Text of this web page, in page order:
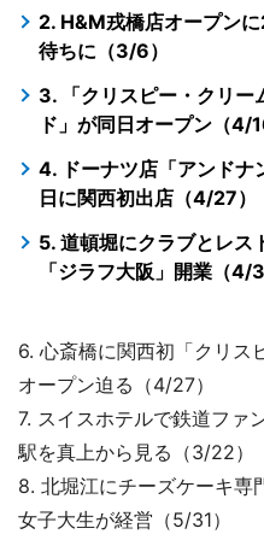
2. H&M戎橋店オープン
待ちに（3/6）
3. 「クリスピー・クリー
ド」が同日オープン（4/
4. ドーナツ店「アンド
日に関西初出店（4/27）
5. 道頓堀にクラブとレス
「ジラフ大阪」開業（4/
6. 心斎橋に関西初「クリス
オープン迫る（4/27）
7. スイスホテルで鉄道ファ
駅を真上から見る（3/22）
8. 北堀江にチーズケーキ専
女子大生が経営（5/31）